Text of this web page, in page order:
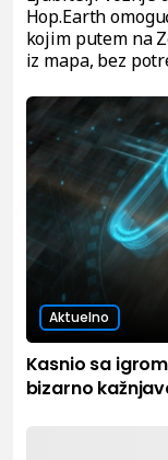
Hop.Earth
kojim putem na
iz mapa, bez
Aktuelno
Kasnio sa
bizarno